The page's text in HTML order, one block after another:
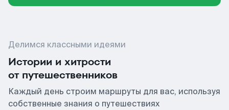
Делимся классными идеями
Истории и хитрости
от путешественников
Каждый день строим маршруты для вас, используя
собственные знания о путешествиях